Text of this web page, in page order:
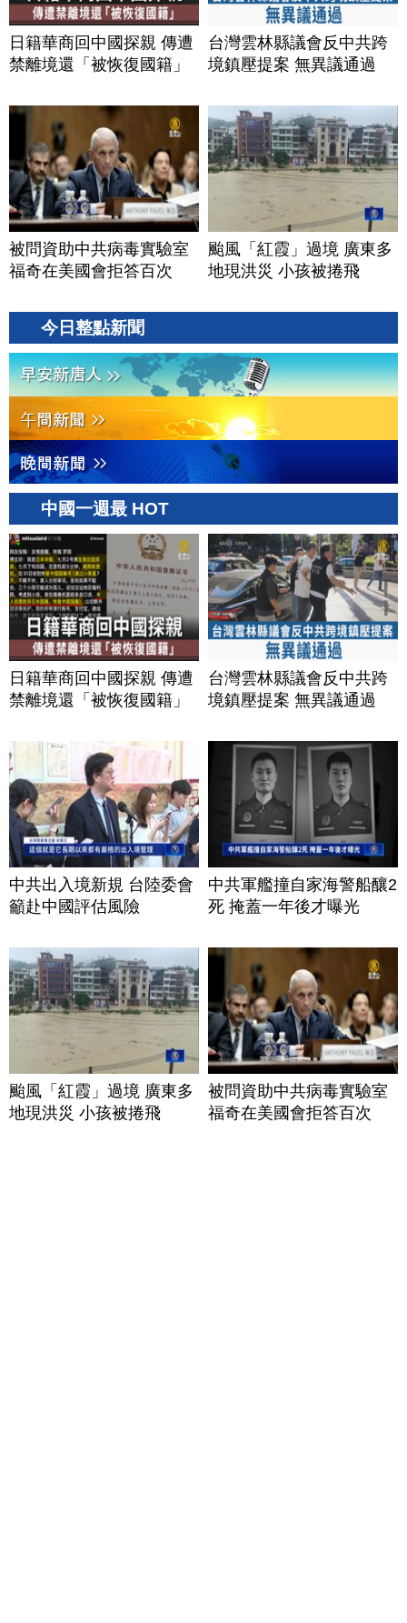
日籍華商回中國探親 傳遭
禁離境還「被恢復國籍」
台灣雲林縣議會反中共跨
境鎮壓提案 無異議通過
被問資助中共病毒實驗室
福奇在美國會拒答百次
颱風「紅霞」過境 廣東多
地現洪災 小孩被捲飛
今日整點新聞
中國一週最 HOT
日籍華商回中國探親 傳遭
禁離境還「被恢復國籍」
台灣雲林縣議會反中共跨
境鎮壓提案 無異議通過
中共出入境新規 台陸委會
籲赴中國評估風險
中共軍艦撞自家海警船釀2
死 掩蓋一年後才曝光
颱風「紅霞」過境 廣東多
地現洪災 小孩被捲飛
被問資助中共病毒實驗室
福奇在美國會拒答百次